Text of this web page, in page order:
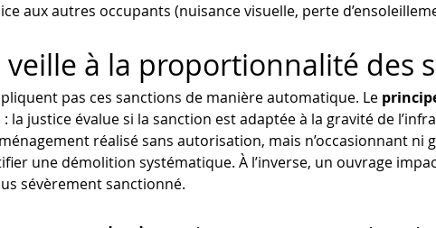
aux autres occupants (nuisance visuelle, perte
veille à la proportionnalité des
pas ces sanctions de manière automatique. Le
la justice évalue si la sanction est adaptée à la gravité de
réalisé sans autorisation, mais n’occasionnant
une démolition systématique. À l’inverse, un ouvrage
sévèrement sanctionné.